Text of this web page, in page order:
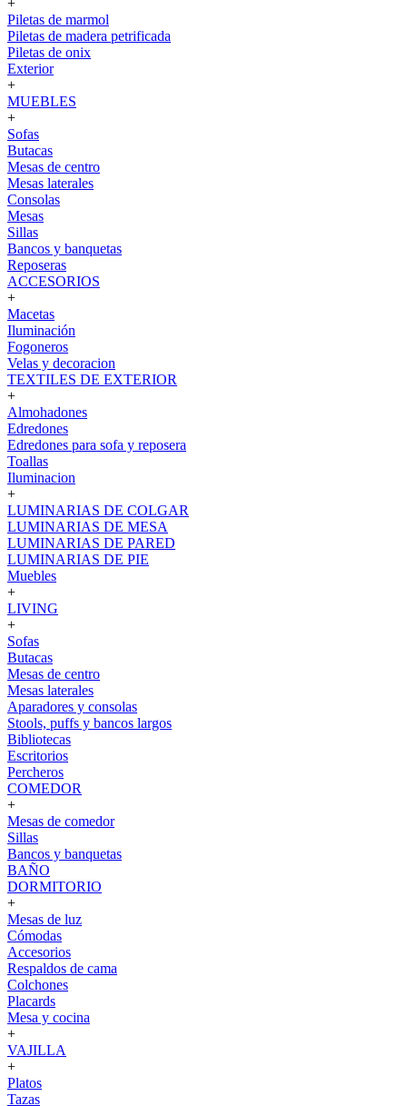
+
Piletas de marmol
Piletas de madera petrificada
Piletas de onix
Exterior
+
MUEBLES
+
Sofas
Butacas
Mesas de centro
Mesas laterales
Consolas
Mesas
Sillas
Bancos y banquetas
Reposeras
ACCESORIOS
+
Macetas
Iluminación
Fogoneros
Velas y decoracion
TEXTILES DE EXTERIOR
+
Almohadones
Edredones
Edredones para sofa y reposera
Toallas
Iluminacion
+
LUMINARIAS DE COLGAR
LUMINARIAS DE MESA
LUMINARIAS DE PARED
LUMINARIAS DE PIE
Muebles
+
LIVING
+
Sofas
Butacas
Mesas de centro
Mesas laterales
Aparadores y consolas
Stools, puffs y bancos largos
Bibliotecas
Escritorios
Percheros
COMEDOR
+
Mesas de comedor
Sillas
Bancos y banquetas
BAÑO
DORMITORIO
+
Mesas de luz
Cómodas
Accesorios
Respaldos de cama
Colchones
Placards
Mesa y cocina
+
VAJILLA
+
Platos
Tazas